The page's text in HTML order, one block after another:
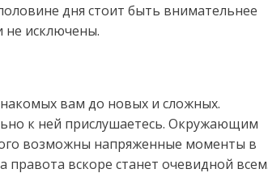
дня стоит быть внимательнее
не исключены.
вам до новых и сложных.
к ней прислушаетесь. Окружающим
возможны напряженные моменты в
вскоре станет очевидной